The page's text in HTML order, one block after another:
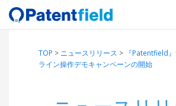
TOP > ニュースリリース > 『Patentfield
ライン操作デモキャンペーンの開始